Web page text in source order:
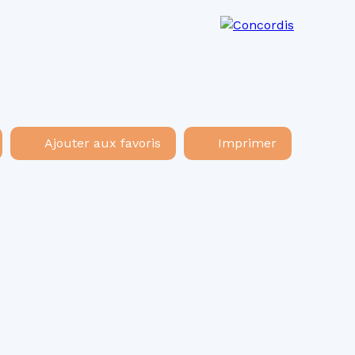
Ajouter aux favoris Imprimer